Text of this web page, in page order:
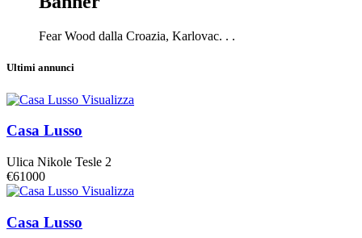
Fear Wood dalla Croazia, Karlovac. . .
Ultimi annunci
Visualizza
Casa Lusso
Ulica Nikole Tesle 2
€61000
Visualizza
Casa Lusso